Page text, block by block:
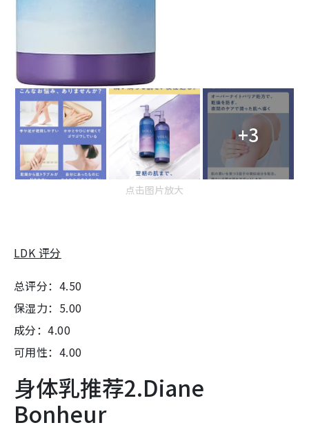
+3
点击图片放大
LDK 评分
总评分：4.50
保湿力：5.00
成分：4.00
可用性：4.00
身体乳推荐2.Diane
Bonheur